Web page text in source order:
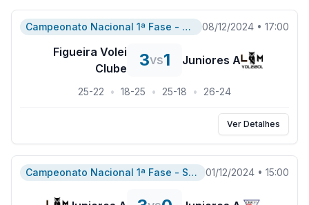
Campeonato Nacional 1ª Fase - Serie A 08/12/2024 • 17:00
Figueira Volei
Clube
3vs1 Juniores A
25-22 • 18-25 • 25-18 • 26-24
Ver Detalhes
Campeonato Nacional 1ª Fase - Serie A 01/12/2024 • 15:00